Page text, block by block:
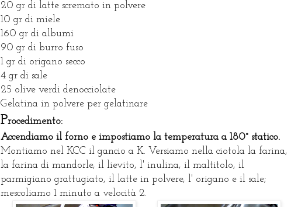
20 gr di latte scremato in polvere
10 gr di miele
160 gr di albumi
90 gr di burro fuso
1 gr di origano secco
4 gr di sale
25 olive verdi denocciolate
Gelatina in polvere per gelatinare
Procedimento:
Accendiamo il forno e impostiamo la temperatura a 180° statico.
Montiamo nel KCC il gancio a K. Versiamo nella ciotola la farina,
la farina di mandorle, il lievito, l' inulina, il maltitolo, il
parmigiano grattugiato, il latte in polvere, l' origano e il sale;
mescoliamo 1 minuto a velocità 2.